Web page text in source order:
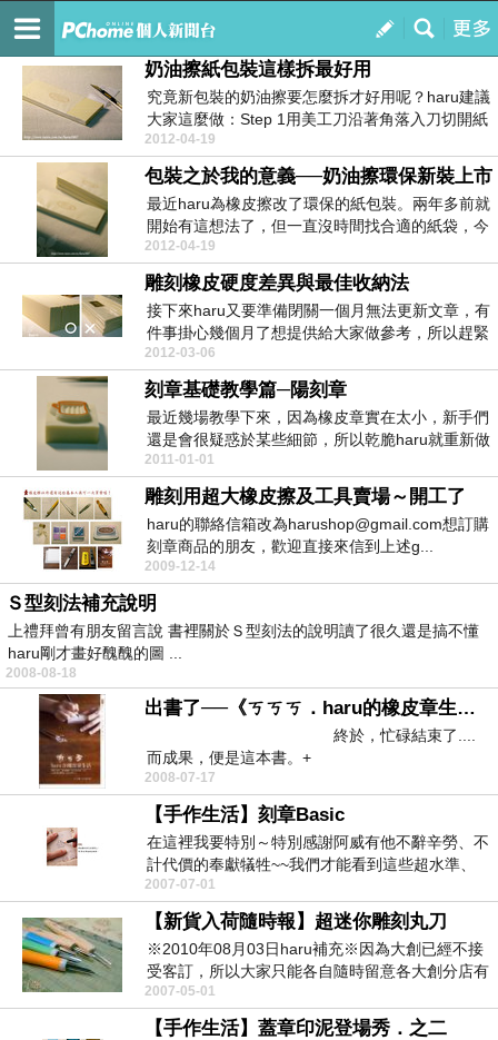
我的
訂閱
はるの手作本舖
奶油擦紙包裝這樣拆最好用
究竟新包裝的奶油擦要怎麼拆才好用呢？haru建議
大家這麼做：Step 1用美工刀沿著角落入刀切開紙
包...
2012-04-19
包裝之於我的意義──奶油擦環保新裝上市
最近haru為橡皮擦改了環保的紙包裝。兩年多前就
開始有這想法了，但一直沒時間找合適的紙袋，今
年以來健...
2012-04-19
雕刻橡皮硬度差異與最佳收納法
接下來haru又要準備閉關一個月無法更新文章，有
件事掛心幾個月了想提供給大家做參考，所以趕緊
提起精神...
2012-03-06
刻章基礎教學篇─陽刻章
最近幾場教學下來，因為橡皮章實在太小，新手們
還是會很疑惑於某些細節，所以乾脆haru就重新做
一篇教學...
2011-01-01
雕刻用超大橡皮擦及工具賣場～開工了
haru的聯絡信箱改為harushop@gmail.com想訂購
刻章商品的朋友，歡迎直接來信到上述g...
2009-12-14
Ｓ型刻法補充說明
上禮拜曾有朋友留言說 書裡關於Ｓ型刻法的說明讀了很久還是搞不懂
haru剛才畫好醜醜的圖 ...
2008-08-18
出書了──《ㄎㄎㄎ．haru的橡皮章生活》
終於，忙碌結束了....
而成果，便是這本書。+
+ ...
2008-07-17
【手作生活】刻章Basic
在這裡我要特別～特別感謝阿威有他不辭辛勞、不
計代價的奉獻犠牲~~我們才能看到這些超水準、
超氣質的美麗...
2007-07-01
【新貨入荷隨時報】超迷你雕刻丸刀
※2010年08月03日haru補充※因為大創已經不接
受客訂，所以大家只能各自隨時留意各大創分店有
無...
2007-05-01
【手作生活】蓋章印泥登場秀．之二